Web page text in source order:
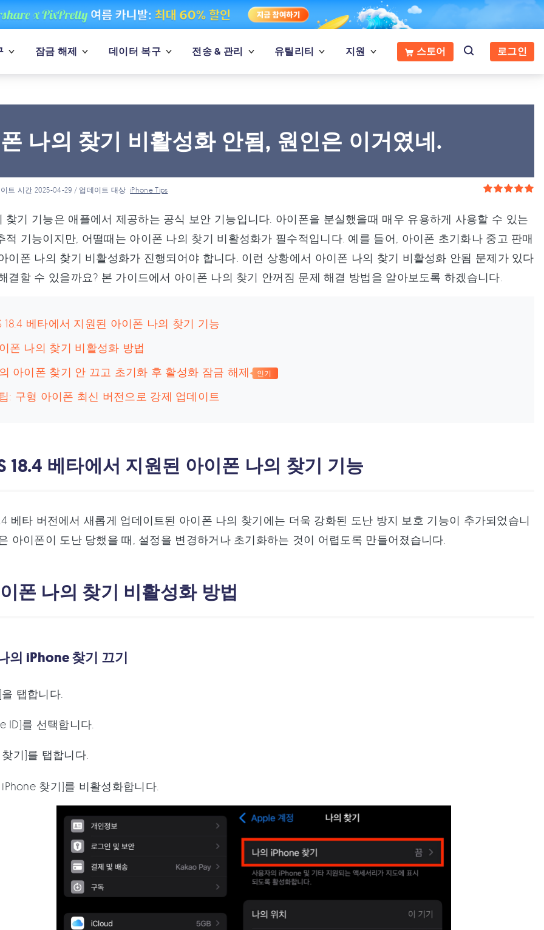
잠금 해제 데이터 복구 전송 & 관리 유틸리티 지원 스토어 로그인
나의 찾기 비활성화 안됨, 원인은 이거였네.
트 시간 2025-04-29 / 업데이트 대상iPhone Tips
찾기 기능은 애플에서 제공하는 공식 보안 기능입니다. 아이폰을 분실했을때 매우 유용하게 사용할 수 있는
적 기능이지만, 어떨때는 아이폰 나의 찾기 비활성화가 필수적입니다. 예를 들어, 아이폰 초기화나 중고 판매
이폰 나의 찾기 비활성화가 진행되어야 합니다. 이런 상황에서 아이폰 나의 찾기 비활성화 안됨 문제가 있다
결할 수 있을까요? 본 가이드에서 아이폰 나의 찾기 안꺼짐 문제 해결 방법을 알아보도록 하겠습니다.
18.4 베타에서 지원된 아이폰 나의 찾기 기능
폰 나의 찾기 비활성화 방법
아이폰 찾기 안 끄고 초기화 후 활성화 잠금 해제
인기
: 구형 아이폰 최신 버전으로 강제 업데이트
18.4 베타에서 지원된 아이폰 나의 찾기 기능
베타 버전에서 새롭게 업데이트된 아이폰 나의 찾기에는 더욱 강화된 도난 방지 보호 기능이 추가되었습니
아이폰이 도난 당했을 때, 설정을 변경하거나 초기화하는 것이 어렵도록 만들어졌습니다.
폰 나의 찾기 비활성화 방법
의 iPhone 찾기 끄기
탭합니다.
ID]를 선택합니다.
기]를 탭합니다.
찾기]를 비활성화합니다.